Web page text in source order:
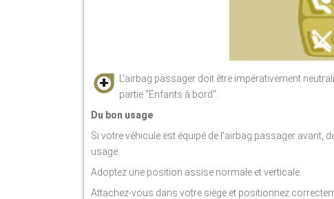
L'airbag passager doit être impérativement
partie "Enfants à bord".
Du bon usage
Si votre véhicule est équipé de l'airbag passager avant,
usage.
Adoptez une position assise normale et verticale.
Attachez-vous dans votre siège et positionnez